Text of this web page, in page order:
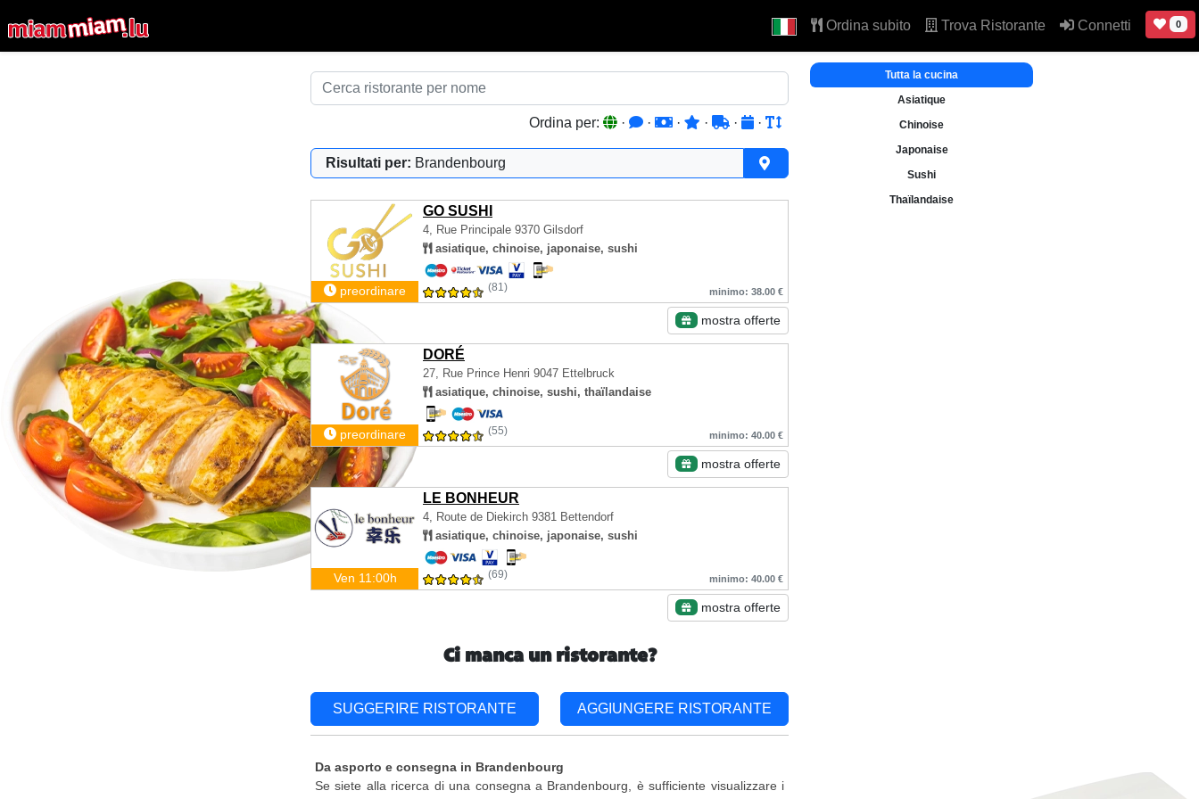
Ordina subito Trova Ristorante Connetti 0
Ordina per: · · · · · ·
Risultati per: Brandenbourg
GO SUSHI
4, Rue Principale 9370 Gilsdorf
asiatique, chinoise, japonaise, sushi
preordinare (81) minimo: 38.00 €
mostra offerte
DORÉ
27, Rue Prince Henri 9047 Ettelbruck
asiatique, chinoise, sushi, thaïlandaise
preordinare (55) minimo: 40.00 €
mostra offerte
LE BONHEUR
4, Route de Diekirch 9381 Bettendorf
asiatique, chinoise, japonaise, sushi
Ven 11:00h (69) minimo: 40.00 €
mostra offerte
Tutta la cucina
Asiatique
Chinoise
Japonaise
Sushi
Thaïlandaise
Ci manca un ristorante?
SUGGERIRE RISTORANTE AGGIUNGERE RISTORANTE
Da asporto e consegna in Brandenbourg
Se siete alla ricerca di una consegna a Brandenbourg, è sufficiente visualizzare i